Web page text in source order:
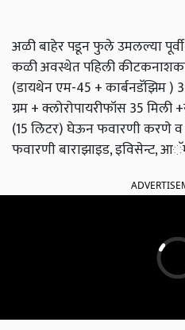
अळी बाहेर पडून फुले उमलल्या
कळी अवस्थेत पहिली
(डायथेन एम-45 + कार्बनडॅझिम )
ग्रम + क्लोरोपायरीफॉस 35 मिली
(15 लिटर) घेऊन फवारणी करणे व
फवारणी बाराझाइड, इविसेन्ट,